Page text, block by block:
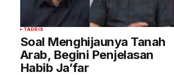
TADRIS
Soal Menghijaunya Tanah
Arab, Begini Penjelasan
Habib Ja’far